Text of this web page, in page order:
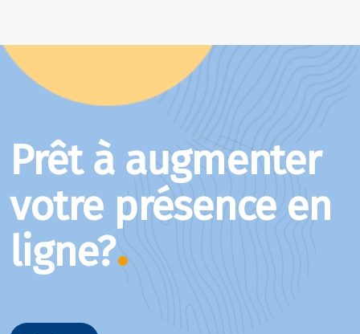
Prêt à augmenter
votre présence en
ligne?